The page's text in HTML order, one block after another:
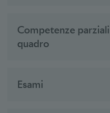
Competenze
quadro
Esami